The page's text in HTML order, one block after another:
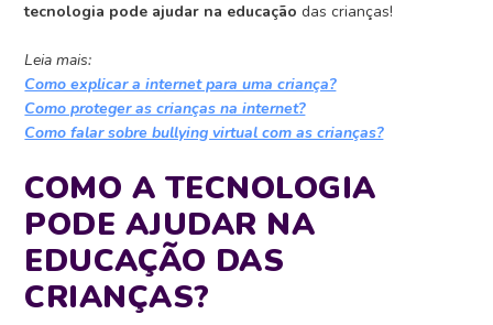
tecnologia pode ajudar na educação das crianças!
Leia mais:
Como explicar a internet para uma criança?
Como proteger as crianças na internet?
Como falar sobre bullying virtual com as crianças?
COMO A TECNOLOGIA
PODE AJUDAR NA
EDUCAÇÃO DAS
CRIANÇAS?